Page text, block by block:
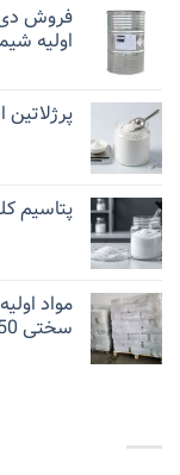
اولیه
پرژلاتین
پتاسیم
مواد
سختی 50-80 شور A برای مصارف صنعتی